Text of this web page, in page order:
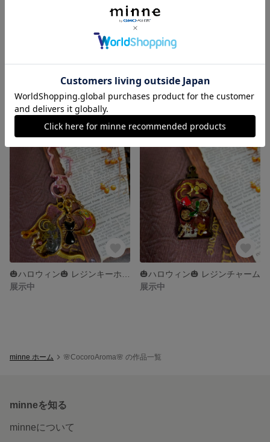
🎃ハロウィン🎃 レジンチャーム🕸🦇
展示中
🌸受注生産 イニシャル レジンアクセサリー🌸
展示中
🎃ハロウィン🎃 レジンチャーム
展示中
minne ホーム 🌸CocoroAroma🌸 の作品一覧
minneを知る
minneについて